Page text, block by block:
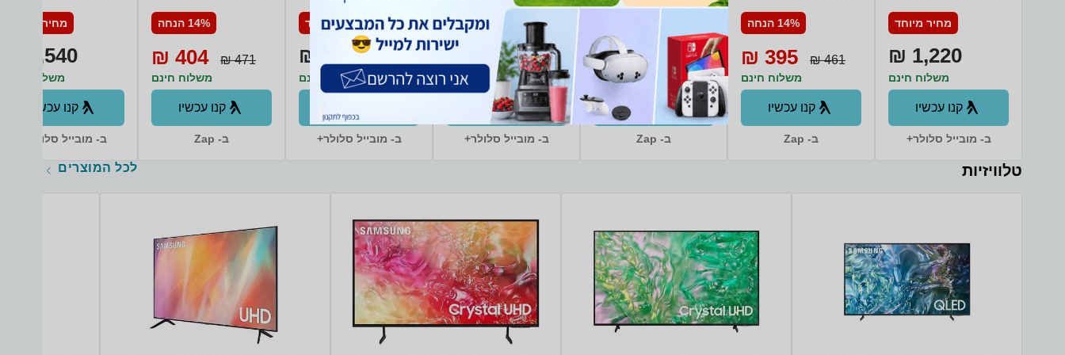
256GB 8GB RAM
מחיר מיוחד
1,220 ₪
משלוח חינם
קנו עכשיו
ב- מובייל סלולר+
14% הנחה
461 ₪
395 ₪
משלוח חינם
קנו עכשיו
ב- Zap
FS6414TW
461 ₪
395 ₪
משלוח חינם
קנו עכשיו
ב- Zap
S938B/DS 512GB
12GB RAM סמסונגמחיר מיוחד
3,199 ₪
משלוח חינם
קנו עכשיו
ב- מובייל סלולר+
12GB RAM סמסונגמחיר מיוחד
3,299 ₪
משלוח חינם
ב- מובייל סלולר+
14% הנחה
471 ₪
404 ₪
משלוח חינם
קנו עכשיו
ב- Zap
S928B/DS 256GB
12GB RAM סמסונגמחיר מיוחד
3,540 ₪
משלוח חינם
קנו עכשיו
ב- מובייל סלולר+
טלוויזיות לכל המוצרים